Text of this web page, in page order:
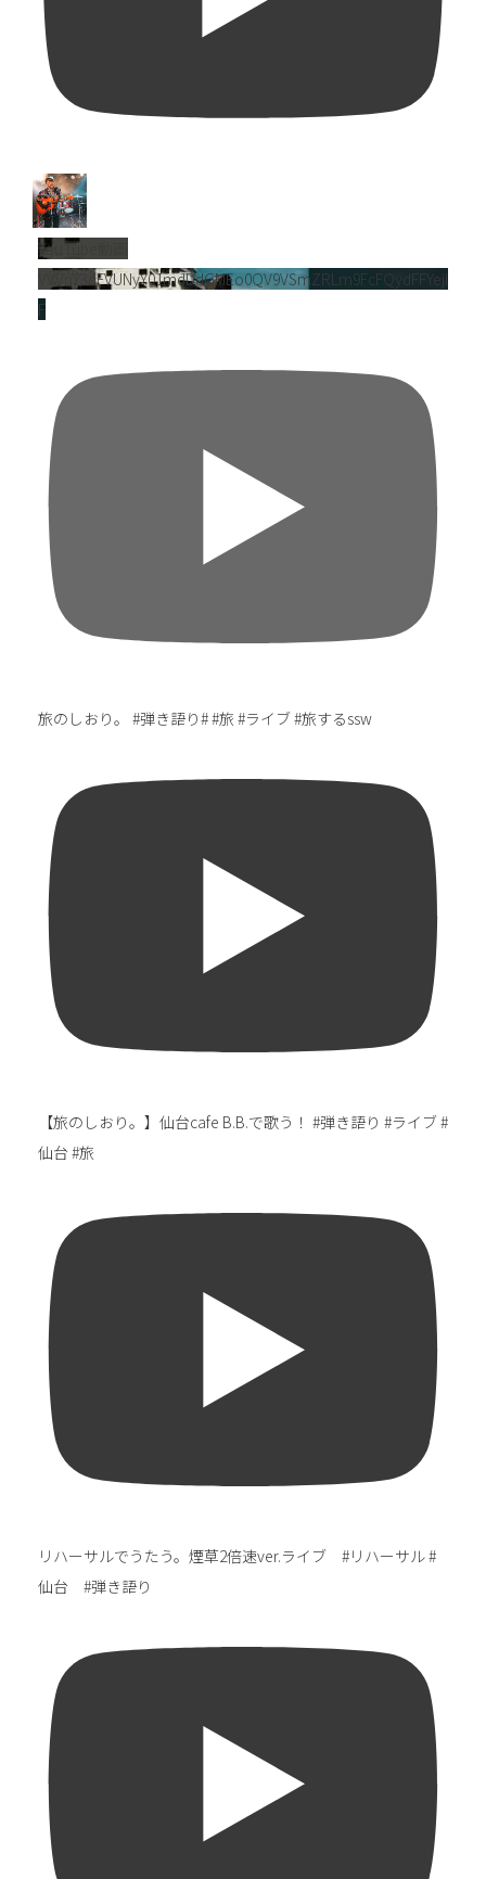
YouTube動画
VVVnY3dFVUNyY01mdDdGMEo0QV9VSmZRLm9FcFQydFFYejl
F
旅のしおり。 #弾き語り# #旅 #ライブ #旅するssw
【旅のしおり。】仙台cafe B.B.で歌う！ #弾き語り #ライブ #
仙台 #旅
リハーサルでうたう。煙草2倍速ver.ライブ #リハーサル #
仙台 #弾き語り